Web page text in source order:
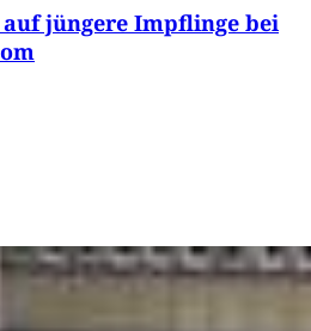
jüngere Impflinge bei